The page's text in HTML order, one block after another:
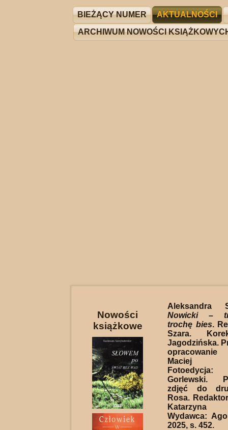
BIEŻĄCY NUMER AKTUALNOŚCI
ARCHIWUM NOWOŚCI
Nowości
książkowe
Aleksandra
Nowicki –
trochę bies.
Szara.
Jagodzińska.
Maciej
Gorlewski.
zdjęć do
Rosa.
Wydawca:
2025, s. 452.